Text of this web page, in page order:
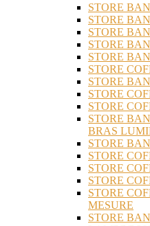
STORE
STORE
STORE
STORE
STORE
STORE
STORE
STORE
STORE
STORE
BRAS
STORE
STORE
STORE
STORE
STORE
MESURE
STORE